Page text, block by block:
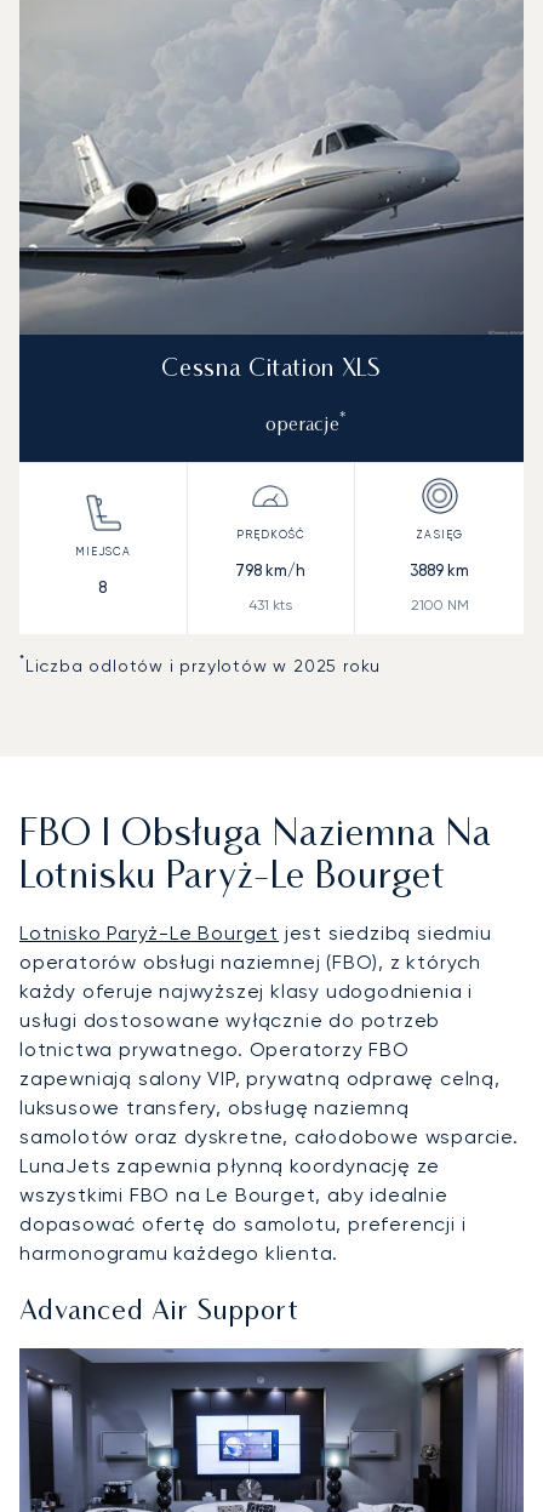
Cessna Citation XLS
operacje*
8
798 km/h
431 kts
3889 km
2100 NM
*Liczba odlotów i przylotów w 2025 roku
FBO I Obsługa Naziemna Na
Lotnisku Paryż-Le Bourget
Lotnisko Paryż-Le Bourget jest siedzibą siedmiu
operatorów obsługi naziemnej (FBO), z których
każdy oferuje najwyższej klasy udogodnienia i
usługi dostosowane wyłącznie do potrzeb
lotnictwa prywatnego. Operatorzy FBO
zapewniają salony VIP, prywatną odprawę celną,
luksusowe transfery, obsługę naziemną
samolotów oraz dyskretne, całodobowe wsparcie.
LunaJets zapewnia płynną koordynację ze
wszystkimi FBO na Le Bourget, aby idealnie
dopasować ofertę do samolotu, preferencji i
harmonogramu każdego klienta.
Advanced Air Support